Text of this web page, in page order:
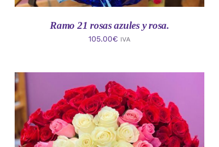
Ramo 21 rosas azules y rosa.
105.00€ IVA